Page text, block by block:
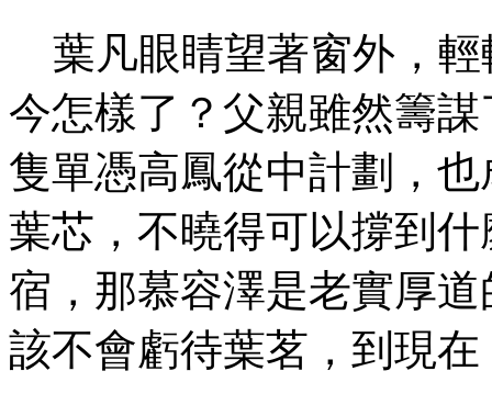
葉凡眼睛望著窗外，輕
今怎樣了？父親雖然籌
隻單憑高鳳從中計劃，
葉芯，不曉得可以撐到
宿，那慕容澤是老實厚
該不會虧待葉茗，到現